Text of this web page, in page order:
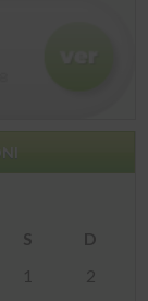
S
D
1
2